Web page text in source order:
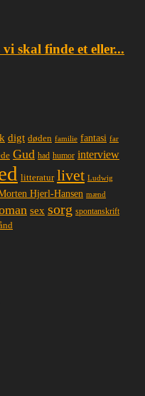
skal finde et eller...
digt døden familie fantasi far
Gud had humor interview
litteratur livet Ludwig
Hjerl-Hansen mænd
sex sorg spontanskrift